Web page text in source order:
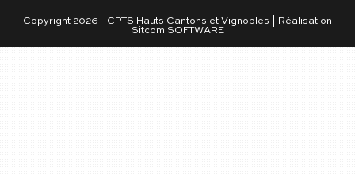
Copyright 2026 - CPTS Hauts Cantons et Vignobles | Réalisation
Sitcom SOFTWARE